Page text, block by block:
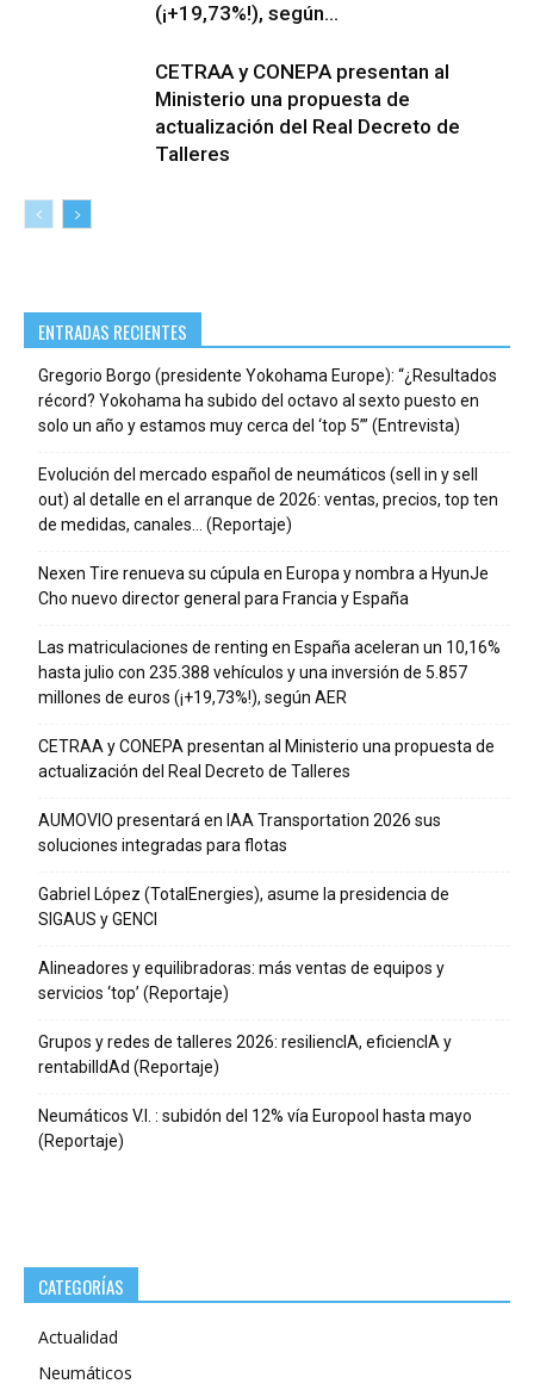
(¡+19,73%!), según...
CETRAA y CONEPA presentan al
Ministerio una propuesta de
actualización del Real Decreto de
Talleres
ENTRADAS RECIENTES
Gregorio Borgo (presidente Yokohama Europe): “¿Resultados
récord? Yokohama ha subido del octavo al sexto puesto en
solo un año y estamos muy cerca del ‘top 5’” (Entrevista)
Evolución del mercado español de neumáticos (sell in y sell
out) al detalle en el arranque de 2026: ventas, precios, top ten
de medidas, canales… (Reportaje)
Nexen Tire renueva su cúpula en Europa y nombra a HyunJe
Cho nuevo director general para Francia y España
Las matriculaciones de renting en España aceleran un 10,16%
hasta julio con 235.388 vehículos y una inversión de 5.857
millones de euros (¡+19,73%!), según AER
CETRAA y CONEPA presentan al Ministerio una propuesta de
actualización del Real Decreto de Talleres
AUMOVIO presentará en IAA Transportation 2026 sus
soluciones integradas para flotas
Gabriel López (TotalEnergies), asume la presidencia de
SIGAUS y GENCI
Alineadores y equilibradoras: más ventas de equipos y
servicios ‘top’ (Reportaje)
Grupos y redes de talleres 2026: resiliencIA, eficiencIA y
rentabilIdAd (Reportaje)
Neumáticos V.I. : subidón del 12% vía Europool hasta mayo
(Reportaje)
CATEGORÍAS
Actualidad
Neumáticos